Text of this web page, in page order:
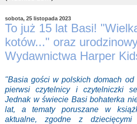
sobota, 25 listopada 2023
To już 15 lat Basi!
kotów..." oraz
Wydawnictwa Harper
"Basia gości w polskich domach
pierwsi czytelnicy i czytelniczki
Jednak w świecie Basi bohaterka
lat, a tematy poruszane w
aktualne, zgodne z dziecięcymi